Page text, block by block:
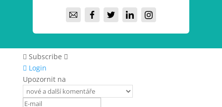
Subscribe
Login
Upozornit na